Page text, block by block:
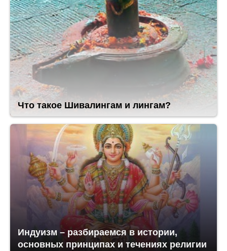
Что такое Шивалингам и лингам?
Индуизм – разбираемся в истории,
основных принципах и течениях религии